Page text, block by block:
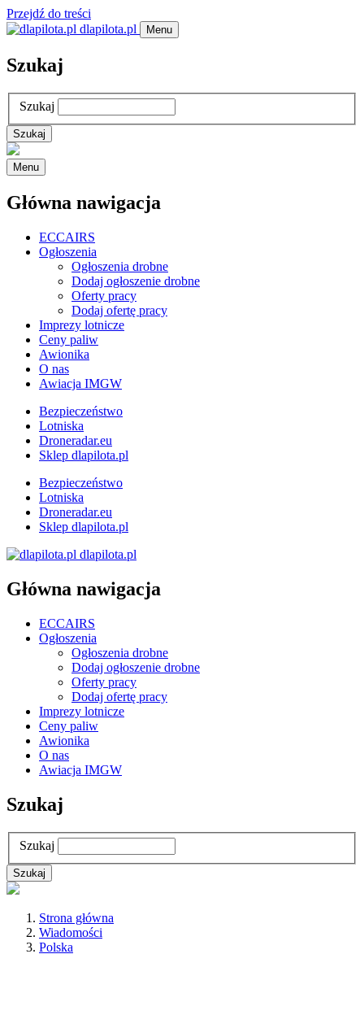
Przejdź do treści
dlapilota.pl
Menu
Szukaj
Szukaj
Menu
Główna nawigacja
ECCAIRS
Ogłoszenia
Ogłoszenia drobne
Dodaj ogłoszenie drobne
Oferty pracy
Dodaj ofertę pracy
Imprezy lotnicze
Ceny paliw
Awionika
O nas
Awiacja IMGW
Bezpieczeństwo
Lotniska
Droneradar.eu
Sklep dlapilota.pl
Bezpieczeństwo
Lotniska
Droneradar.eu
Sklep dlapilota.pl
dlapilota.pl
Główna nawigacja
ECCAIRS
Ogłoszenia
Ogłoszenia drobne
Dodaj ogłoszenie drobne
Oferty pracy
Dodaj ofertę pracy
Imprezy lotnicze
Ceny paliw
Awionika
O nas
Awiacja IMGW
Szukaj
Szukaj
Strona główna
Wiadomości
Polska